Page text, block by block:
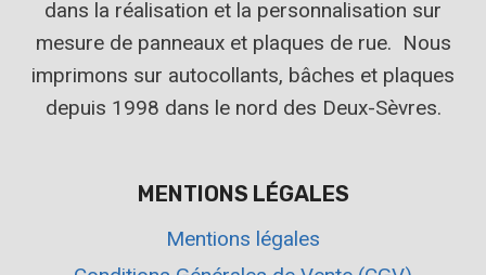
dans la réalisation et la personnalisation sur
mesure de panneaux et plaques de rue. Nous
imprimons sur autocollants, bâches et plaques
depuis 1998 dans le nord des Deux-Sèvres.
MENTIONS LÉGALES
Mentions légales